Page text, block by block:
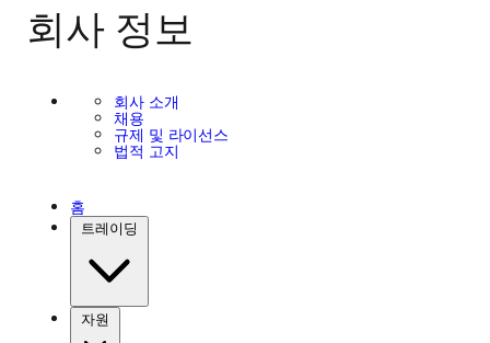
회사 정보
회사 소개
채용
규제 및 라이선스
법적 고지
홈
트레이딩
자원